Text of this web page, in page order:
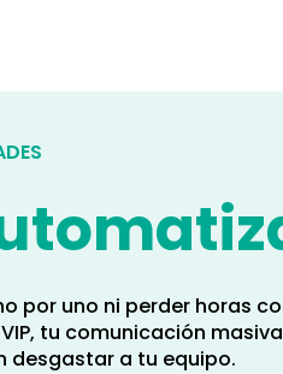
por uno ni perder horas
tu comunicación
desgastar a tu equipo.